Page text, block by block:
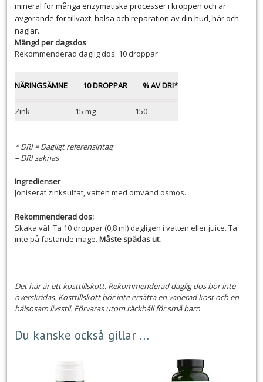
mineral för många enzymatiska processer i kroppen och är
avgörande för tillväxt, hälsa och reparation av din hud, hår och
naglar.
Mängd per dagsdos
Rekommenderad daglig dos: 10 droppar
NÄRINGSÄMNE 10 DROPPAR % AV DRI*
Zink 15 mg 150
* DRI = Dagligt referensintag
– DRI saknas
Ingredienser
Joniserat zinksulfat, vatten med omvänd osmos.
Rekommenderad dos:
Skaka väl. Ta 10 droppar (0,8 ml) dagligen i vatten eller juice. Ta
inte på fastande mage. Måste spädas ut.
Det här är ett kosttillskott. Rekommenderad daglig dos bör inte
överskridas. Kosttillskott bör inte ersätta en varierad kost och en
hälsosam livsstil. Förvaras utom räckhåll för små barn
Du kanske också gillar …